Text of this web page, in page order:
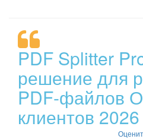
PDF Splitter
решение для
PDF-файлов
клиентов 2026